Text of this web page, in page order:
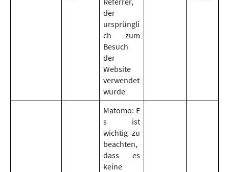
der
ursprüngli
ch zum
Besuch
der
Website
verwendet
wurde
Matomo: E
s ist
wichtig zu
beachten,
dass es
keine